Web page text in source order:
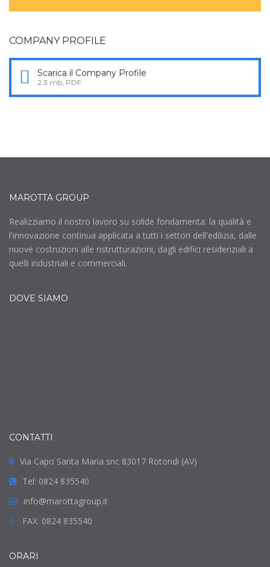
COMPANY PROFILE
Scarica il Company Profile
2.3 mb, PDF
MAROTTA GROUP
Realizziamo il nostro lavoro su solide fondamenta: la qualità e
l'innovazione continua applicata a tutti i settori dell'edilizia, dalle
nuove costruzioni alle ristrutturazioni, dagli edifici residenziali a
quelli industriali e commerciali.
DOVE SIAMO
CONTATTI
Via Capo Santa Maria snc 83017 Rotondi (AV)
Tel: 0824 835540
info@marottagroup.it
FAX: 0824 835540
ORARI